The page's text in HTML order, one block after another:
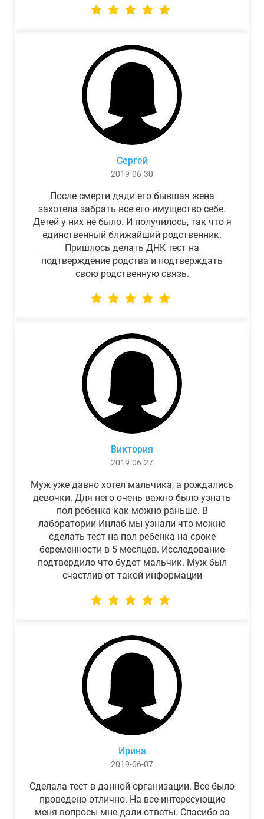
Сергей
2019-06-30
После смерти дяди его бывшая жена
захотела забрать все его имущество себе.
Детей у них не было. И получилось, так что я
единственный ближайший родственник.
Пришлось делать ДНК тест на
подтверждение родства и подтверждать
свою родственную связь.
Виктория
2019-06-27
Муж уже давно хотел мальчика, а рождались
девочки. Для него очень важно было узнать
пол ребенка как можно раньше. В
лаборатории Инлаб мы узнали что можно
сделать тест на пол ребенка на сроке
беременности в 5 месяцев. Исследование
подтвердило что будет мальчик. Муж был
счастлив от такой информации
Ирина
2019-06-07
Сделала тест в данной организации. Все было
проведено отлично. На все интересующие
меня вопросы мне дали ответы. Спасибо за